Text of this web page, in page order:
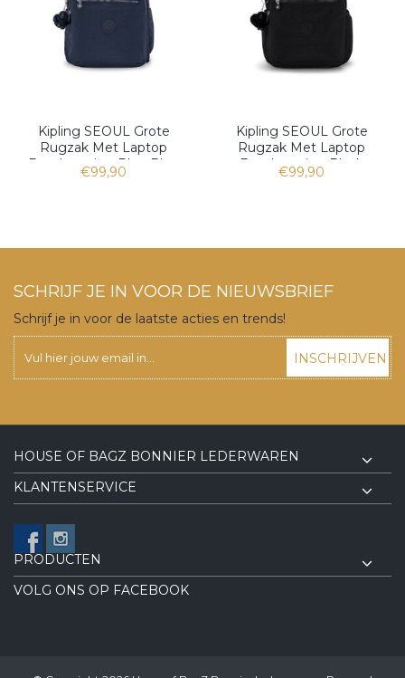
Kipling SEOUL Grote
Rugzak Met Laptop
Bescherming Blue Bleu
€99,90
Kipling SEOUL Grote
Rugzak Met Laptop
Bescherming Black
€99,90
SCHRIJF JE IN VOOR DE NIEUWSBRIEF
Schrijf je in voor de laatste acties en trends!
INSCHRIJVEN
HOUSE OF BAGZ BONNIER LEDERWAREN
KLANTENSERVICE
PRODUCTEN
VOLG ONS OP FACEBOOK